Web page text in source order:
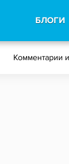
БЛОГИ
Комментарии